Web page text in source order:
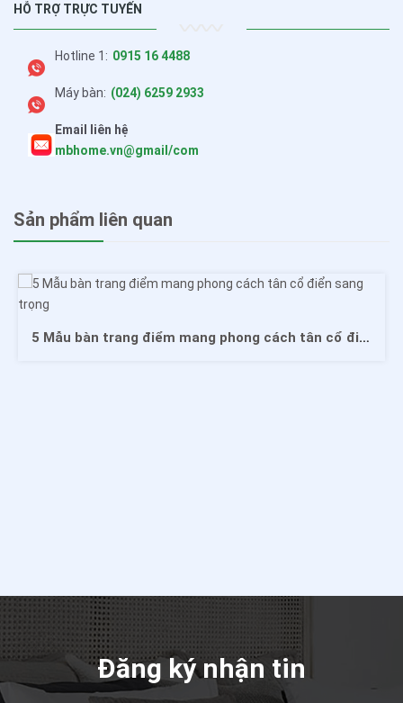
HỖ TRỢ TRỰC TUYẾN
Hotline 1: 0915 16 4488
Máy bàn: (024) 6259 2933
Email liên hệ
mbhome.vn@gmail/com
Sản phẩm liên quan
5 Mẫu bàn trang điểm mang phong cách tân cổ điển sang trọng
Đăng ký nhận tin